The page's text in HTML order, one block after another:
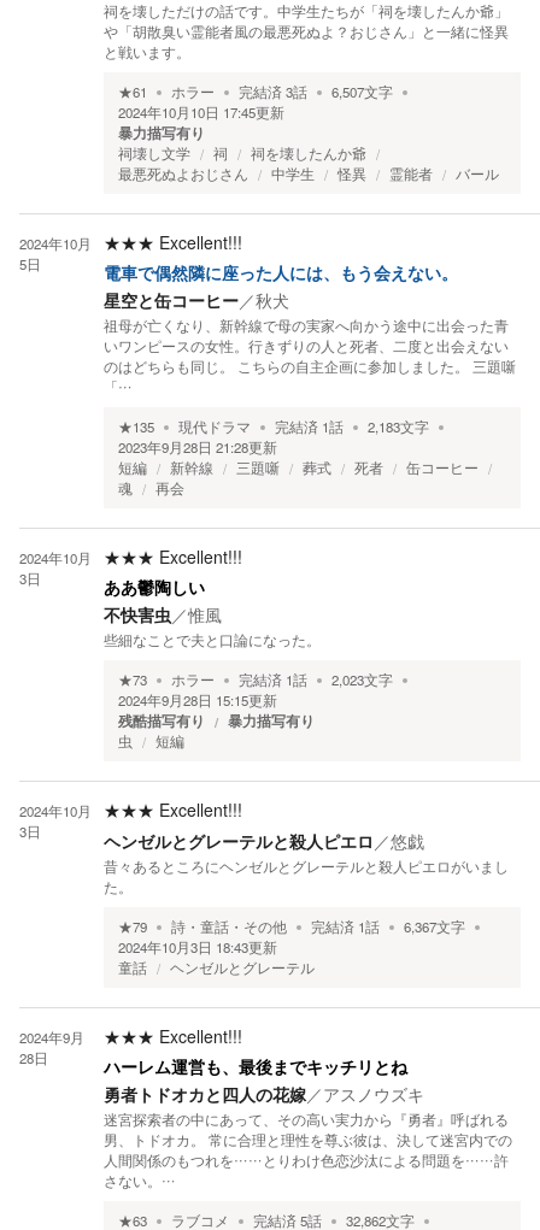
祠を壊しただけの話です。中学生たちが「祠を壊したんか爺」
や「胡散臭い霊能者風の最悪死ぬよ？おじさん」と一緒に怪異
と戦います。
★61 ホラー 完結済3話 6,507文字
2024年10月10日 17:45更新
暴力描写有り
祠壊し文学 祠
祠を壊したんか爺
最悪死ぬよおじさん
中学生 怪異 霊能者 バール
2024年10月
5日
★★★ Excellent!!!
電車で偶然隣に座った人には、もう会えない。
星空と缶コーヒー／秋犬
祖母が亡くなり、新幹線で母の実家へ向かう途中に出会った青
いワンピースの女性。行きずりの人と死者、二度と出会えない
のはどちらも同じ。 こちらの自主企画に参加しました。 三題噺
「…
★135 現代ドラマ 完結済 1話 2,183文字
2023年9月28日 21:28更新
短編
新幹線 三題噺 葬式 死者
缶コーヒー
魂
再会
2024年10月
3日
★★★ Excellent!!!
ああ鬱陶しい
不快害虫／惟風
些細なことで夫と口論になった。
★73 ホラー 完結済 1話 2,023文字
2024年9月28日 15:15更新
残酷描写有り 暴力描写有り
虫 短編
2024年10月
3日
★★★ Excellent!!!
ヘンゼルとグレーテルと殺人ピエロ ／悠戯
昔々あるところにヘンゼルとグレーテルと殺人ピエロがいまし
た。
★79 詩・童話・その他 完結済 1話 6,367文字
2024年10月3日 18:43更新
童話
ヘンゼルとグレーテル
2024年9月
28日
★★★ Excellent!!!
ハーレム運営も、最後までキッチリとね
勇者トドオカと四人の花嫁／アスノウズキ
迷宮探索者の中にあって、その高い実力から『勇者』呼ばれる
男、トドオカ。 常に合理と理性を尊ぶ彼は、決して迷宮内での
人間関係のもつれを……とりわけ色恋沙汰による問題を……許
さない。…
★63 ラブコメ 完結済5話 32,862文字